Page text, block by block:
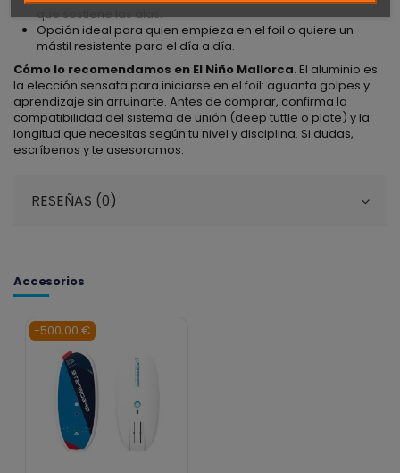
que sostiene las alas.
Opción ideal para quien empieza en el foil o quiere un
mástil resistente para el día a día.
Cómo lo recomendamos en El Niño Mallorca. El aluminio es
la elección sensata para iniciarse en el foil: aguanta golpes y
aprendizaje sin arruinarte. Antes de comprar, confirma la
compatibilidad del sistema de unión (deep tuttle o plate) y la
longitud que necesitas según tu nivel y disciplina. Si dudas,
escríbenos y te asesoramos.
RESEÑAS (0)
Accesorios
-500,00 €